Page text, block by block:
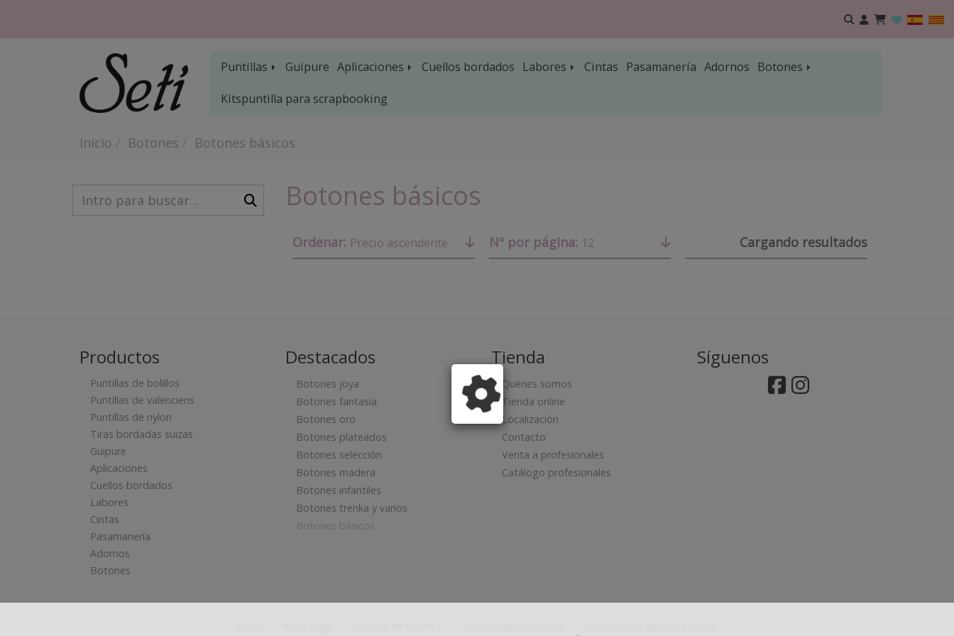
Puntillas Guipure Aplicaciones Cuellos bordados Labores Cintas Pasamanería Adornos Botones
Kitspuntilla para scrapbooking
Inicio Botones Botones básicos
Botones básicos
Ordenar: Precio ascendente Nº por página: 12 Cargando resultados
Productos
Puntillas de bolillos
Puntillas de valenciens
Puntillas de nylon
Tiras bordadas suizas
Guipure
Aplicaciones
Cuellos bordados
Labores
Cintas
Pasamanería
Adornos
Botones
Destacados
Botones joya
Botones fantasía
Botones oro
Botones plateados
Botones selección
Botones madera
Botones infantiles
Botones trenka y varios
Botones básicos
Tienda
Quénes somos
Tienda online
Localización
Contacto
Venta a profesionales
Catálogo profesionales
Síguenos